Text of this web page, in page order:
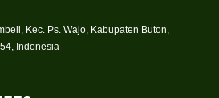
Kec. Ps. Wajo, Kabupaten Buton,
Indonesia